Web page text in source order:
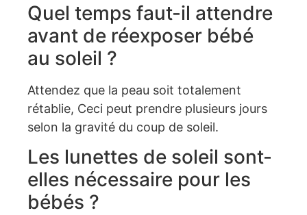
Quel temps faut-il attendre
avant de réexposer bébé
au soleil ?
Attendez que la peau soit totalement
rétablie, Ceci peut prendre plusieurs jours
selon la gravité du coup de soleil.
Les lunettes de soleil sont-
elles nécessaire pour les
bébés ?